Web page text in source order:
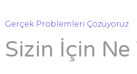
Gerçek Problemleri Çözüyoruz
Sizin İçin